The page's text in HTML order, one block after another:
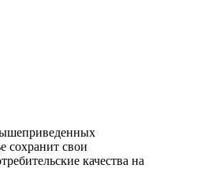
сохранит свои
качества на